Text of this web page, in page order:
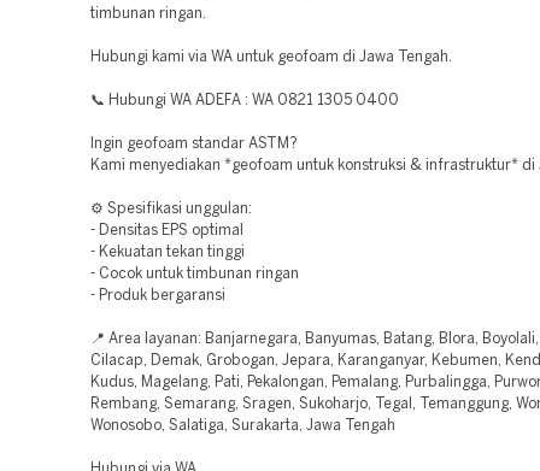
timbunan ringan.
Hubungi kami via WA untuk geofoam di Jawa Tengah.
📞 Hubungi WA ADEFA : WA 0821 1305 0400
Ingin geofoam standar ASTM?
Kami menyediakan *geofoam untuk konstruksi & infrastruktur* di
⚙️ Spesifikasi unggulan:
- Densitas EPS optimal
- Kekuatan tekan tinggi
- Cocok untuk timbunan ringan
- Produk bergaransi
📍 Area layanan: Banjarnegara, Banyumas, Batang, Blora,
Cilacap, Demak, Grobogan, Jepara, Karanganyar, Kebumen,
Kudus, Magelang, Pati, Pekalongan, Pemalang, Purbalingga,
Rembang, Semarang, Sragen, Sukoharjo, Tegal, Temanggung,
Wonosobo, Salatiga, Surakarta, Jawa Tengah